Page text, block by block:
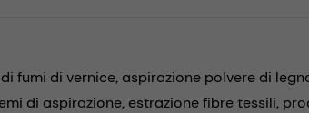
fumi di vernice, aspirazione polvere di
di aspirazione, estrazione fibre tessili,